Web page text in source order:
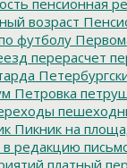
возраст
футболу
перерасчет
Петровка
Пикник на
в редакцию
платный